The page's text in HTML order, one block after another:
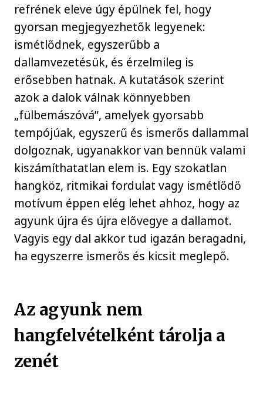
refrének eleve úgy épülnek fel, hogy
gyorsan megjegyezhetők legyenek:
ismétlődnek, egyszerűbb a
dallamvezetésük, és érzelmileg is
erősebben hatnak. A kutatások szerint
azok a dalok válnak könnyebben
„fülbemászóvá”, amelyek gyorsabb
tempójúak, egyszerű és ismerős dallammal
dolgoznak, ugyanakkor van bennük valami
kiszámíthatatlan elem is. Egy szokatlan
hangköz, ritmikai fordulat vagy ismétlődő
motívum éppen elég lehet ahhoz, hogy az
agyunk újra és újra elővegye a dallamot.
Vagyis egy dal akkor tud igazán beragadni,
ha egyszerre ismerős és kicsit meglepő.
Az agyunk nem
hangfelvételként tárolja a
zenét